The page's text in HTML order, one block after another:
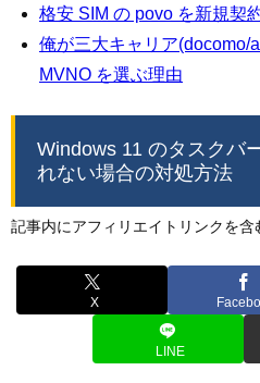
格安 SIM の povo を新規契
俺が三大キャリア(docomo/
MVNO を選ぶ理由
Windows 11 のタスクバ
れない場合の対処方法
記事内にアフィリエイトリンクを含
X
LINE